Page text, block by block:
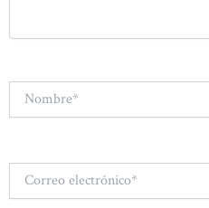
Nombre*
electrónico*